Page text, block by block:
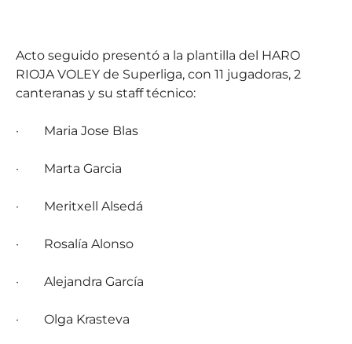
Acto seguido presentó a la plantilla del HARO
RIOJA VOLEY de Superliga, con 11 jugadoras, 2
canteranas y su staff técnico:
· Maria Jose Blas
· Marta Garcia
· Meritxell Alsedá
· Rosalía Alonso
· Alejandra García
· Olga Krasteva